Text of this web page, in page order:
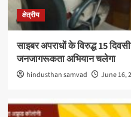
क्षेत्रीय
साइबर अपराधों के विरुद्ध 15
जनजागरूकता अभियान चलेगा
hindusthan samvad June 16,